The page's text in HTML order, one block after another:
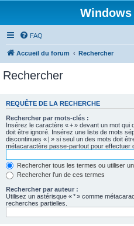
FAQ
Accueil du forum Rechercher
Rechercher
REQUÊTE DE LA RECHERCHE
Rechercher par mots-clés :
Insérez le caractère « + » devant un mot qui
doit être ignoré. Insérez une liste de mots
discontinues « | » si seul un des mots doit
métacaractère passe-partout pour effectuer
Rechercher tous les termes ou utiliser
Rechercher l’un de ces termes
Rechercher par auteur :
Utilisez un astérisque « * » comme
recherches partielles.